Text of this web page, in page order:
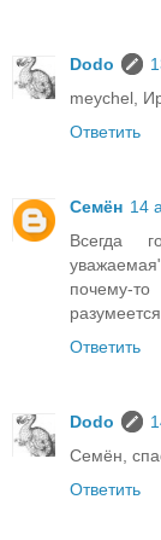
Dodo
meychel,
Ответить
Семён 14
Всегда
почему-
Ответить
Dodo
Семён,
Ответить